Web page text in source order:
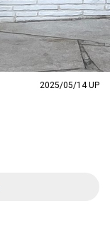
2025/05/14 UP